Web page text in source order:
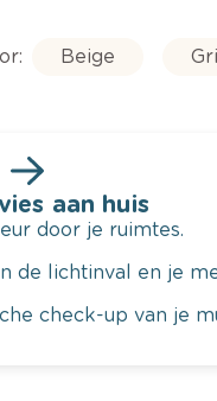
Beige
aan huis
door je ruimtes.
de lichtinval en je
check-up van je